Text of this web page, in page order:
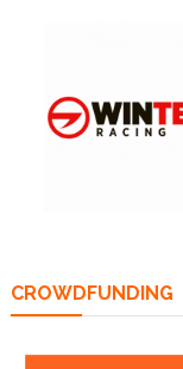
CROWDFUNDING